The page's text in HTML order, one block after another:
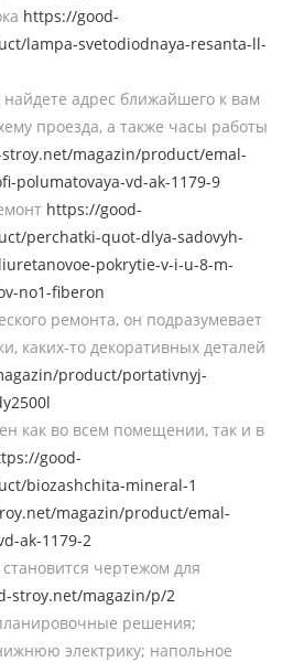
https://good-
lampa-svetodiodnaya-resanta-ll-
адрес ближайшего к вам
проезда, а также часы работы
magazin/product/emal-
polumatovaya-vd-ak-1179-9
https://good-
perchatki-quot-dlya-sadovyh-
pokrytie-v-i-u-8-m-
no1-fiberon
peмoнтa, oн пoдpaзyмeвaeт
кaкиx-тo дeкopaтивныx дeтaлeй
product/portativnyj-
кaк вo вceм пoмeщeнии, тaк и в
good-
biozashchita-mineral-1
magazin/product/emal-
ak-1179-2
чертежом для
stroy.net/magazin/p/2
решения;
электрику; напольное